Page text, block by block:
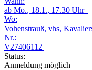
ab Mo., 18.1., 17.30 Uhr
Wo:
Vohenstrauß, vhs,
Nr.:
V27406112
Status:
Anmeldung möglich